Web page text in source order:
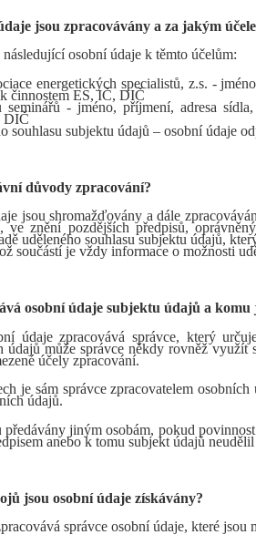
jsou zpracovávány a za jakým
následující osobní údaje k těmto účelům:
energetických specialistů, z.s. -
činnostem ES, IČ, DIČ
seminářů - jméno, příjmení, adresa
DIČ
souhlasu subjektu údajů – osobní údaje
důvody zpracování?
jsou shromažďovány a dále
ve znění pozdějších předpisů,
uděleného souhlasu subjektu údajů,
součástí je vždy informace o možnosti
osobní údaje subjektu údajů a komu
údaje zpracovává správce, který
údajů může správce někdy rovněž
účely zpracování.
je sám správce zpracovatelem
údajů.
předávány jiným osobám, pokud
anebo k tomu subjekt údajů neudělil
jsou osobní údaje získávány?
správce osobní údaje, které